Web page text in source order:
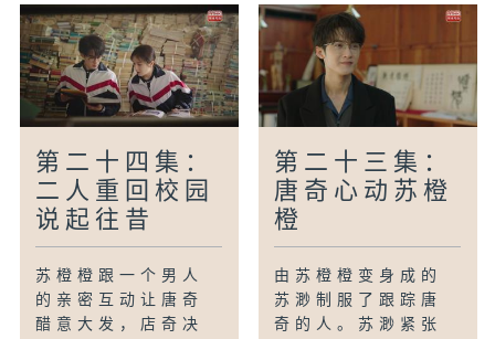
第二十四集：
二人重回校园
说起往昔
苏橙橙跟一个男人
的亲密互动让唐奇
醋意大发，店奇决
第二十三集：
唐奇心动苏橙
橙
由苏橙橙变身成的
苏渺制服了跟踪唐
奇的人。苏渺紧张